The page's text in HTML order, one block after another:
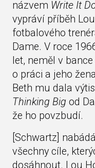
názvem Write It
vypráví příběh
fotbalového
Dame. V roce
let, neměl v
o práci a jeho
Beth mu dala
Thinking Big od
že ho povzbudí.
[Schwartz]
všechny cíle,
dosáhnout. Lou